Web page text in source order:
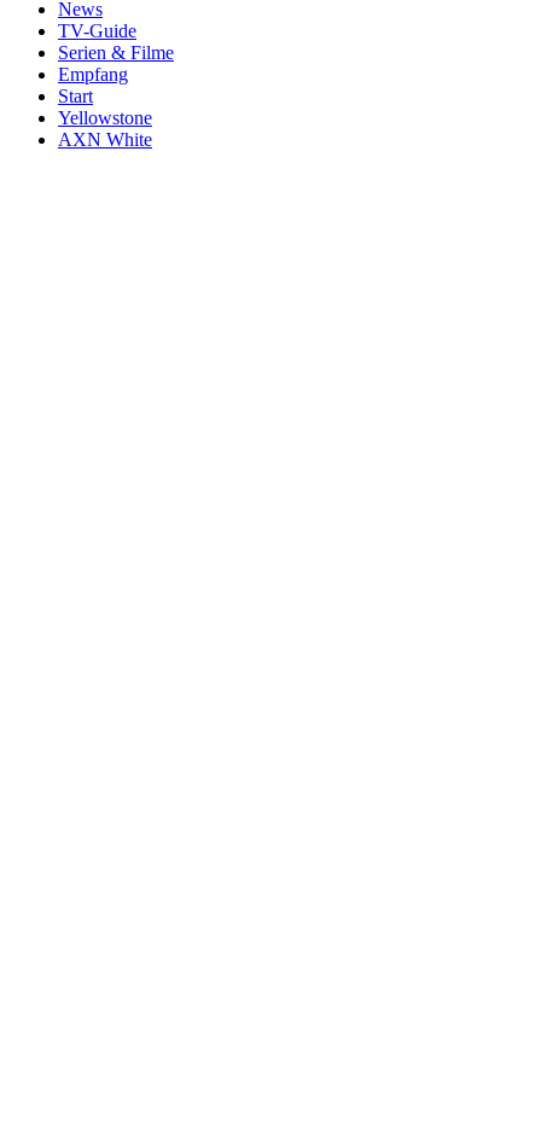
News
TV-Guide
Serien & Filme
Empfang
Start
Yellowstone
AXN White